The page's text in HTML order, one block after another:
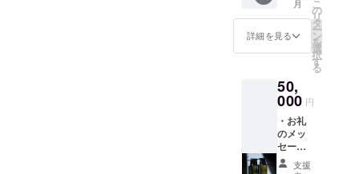
サロン
トリー
トメン
を超音
波効果
で内部
から
しっか
り補修
し、，
しがち
な地肌
をケ
泡で髪
の摩擦
を軽減
し、ア
ミノ酸
系洗浄
成分で
ト300g
& nicori
メラン
ジュ×
シャイ
スト
リート
メント
オイル
80ml
セット
（送料
月
詳細を見る
こ
の
リ
タ
ー
ン
を
選
択
す
る
50,
000 円
・お礼
のメッ
セージ
・超音
支援